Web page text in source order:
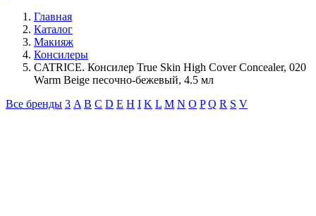
Главная
Каталог
Макияж
Консилеры
CATRICE. Консилер True Skin High Cover Concealer, 020
Warm Beige песочно-бежевый, 4.5 мл
Все бренды 3 A B C D E H I K L M N O P Q R S V